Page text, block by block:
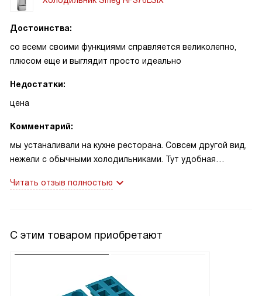
Достоинства:
со всеми своими функциями справляется великолепно,
плюсом еще и выглядит просто идеально
Недостатки:
цена
Комментарий:
мы устаналивали на кухне ресторана. Совсем другой вид,
нежели с обычными холодильниками. Тут удобная
поиска самое то! Небольшая заминка была со временм
Читать отзыв полностью
С этим товаром приобретают